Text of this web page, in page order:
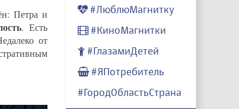
Петра и
. Есть
от
#ЛюблюМагнитку
#КиноМагнитки
#ГлазамиДетей
#ЯПотребитель
#ГородОбластьСтрана